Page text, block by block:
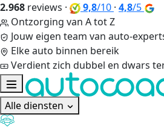
2.968 reviews · 9,8/10 · 4,8/5
Ontzorging van A tot Z
Jouw eigen team van auto-
Elke auto binnen bereik
Verdient zich dubbel en dwars
Alle diensten